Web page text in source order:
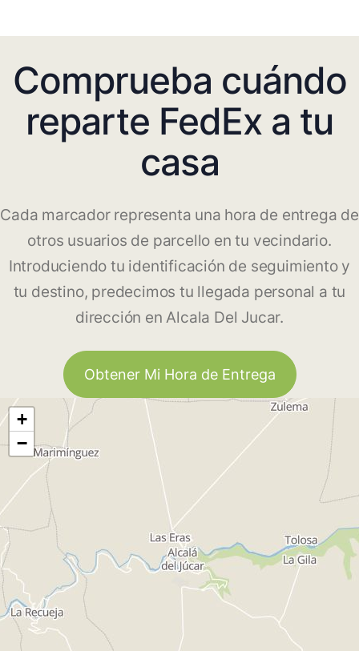
Comprueba cuándo
reparte FedEx a tu
casa
Cada marcador representa una hora de entrega de
otros usuarios de parcello en tu vecindario.
Introduciendo tu identificación de seguimiento y
tu destino, predecimos tu llegada personal a tu
dirección en Alcala Del Jucar.
Obtener Mi Hora de Entrega
+
−